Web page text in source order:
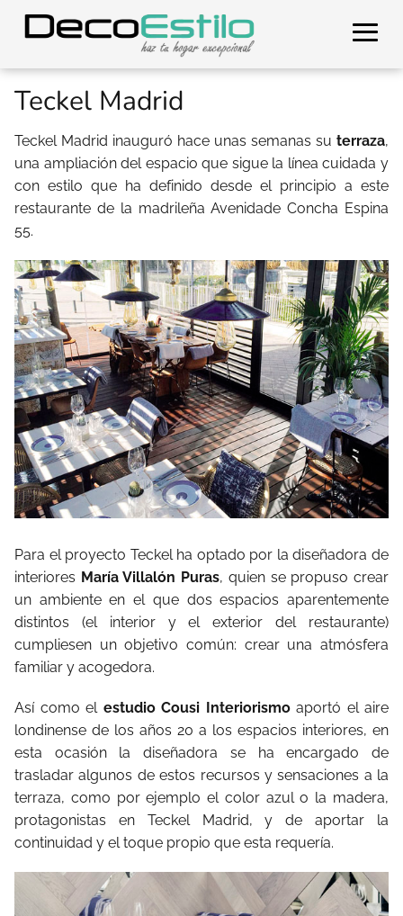
Teckel Madrid
Teckel Madrid inauguró hace unas semanas su terraza,
una ampliación del espacio que sigue la línea cuidada y
con estilo que ha definido desde el principio a este
restaurante de la madrileña Avenidade Concha Espina
55.
Para el proyecto Teckel ha optado por la diseñadora de
interiores María Villalón Puras, quien se propuso crear
un ambiente en el que dos espacios aparentemente
distintos (el interior y el exterior del restaurante)
cumpliesen un objetivo común: crear una atmósfera
familiar y acogedora.
Así como el estudio Cousi Interiorismo aportó el aire
londinense de los años 20 a los espacios interiores, en
esta ocasión la diseñadora se ha encargado de
trasladar algunos de estos recursos y sensaciones a la
terraza, como por ejemplo el color azul o la madera,
protagonistas en Teckel Madrid, y de aportar la
continuidad y el toque propio que esta requería.